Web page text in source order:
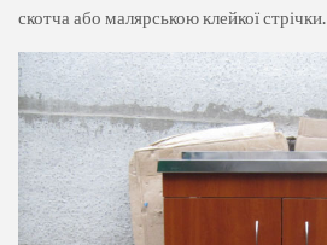
скотча або малярською клейкої стрічки.